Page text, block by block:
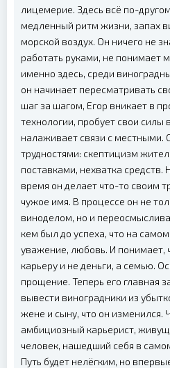
лицемерие. Здесь всё по-
медленный ритм жизни, запах
морской воздух. Он ничего не
работать руками, не понимает
именно здесь, среди
он начинает пересматривать
шаг за шагом, Егор вникает в
технологии, пробует свои силы
налаживает связи с местными.
трудностями: скептицизм
поставками, нехватка средств.
время он делает что-то своим
чужое имя. В процессе он не
виноделом, но и
кем был до успеха, что на
уважение, любовь. И понимает,
карьеру и не деньги, а семью.
прощение. Теперь его главная
вывести виноградники из
жене и сыну, что он изменился.
амбициозный карьерист,
человек, нашедший себя в
Путь будет нелёгким, но